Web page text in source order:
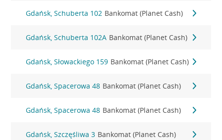
Gdańsk, Schuberta 102 Bankomat (Planet Cash)
Gdańsk, Schuberta 102A Bankomat (Planet Cash)
Gdańsk, Słowackiego 159 Bankomat (Planet Cash)
Gdańsk, Spacerowa 48 Bankomat (Planet Cash)
Gdańsk, Spacerowa 48 Bankomat (Planet Cash)
Gdańsk, Szczęśliwa 3 Bankomat (Planet Cash)